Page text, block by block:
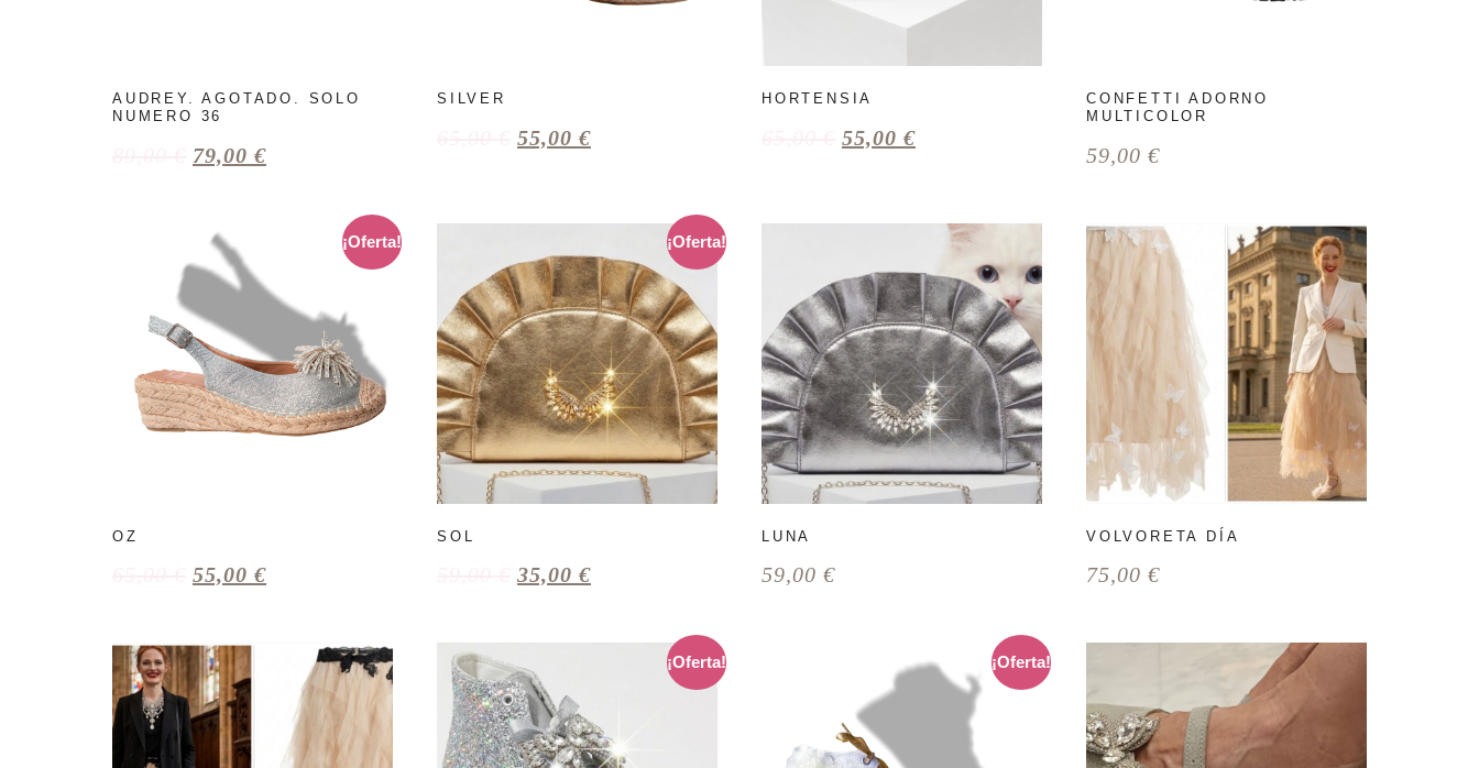
AUDREY. AGOTADO. SOLO
NUMERO 36
79,00 €
SILVER
55,00 €
HORTENSIA
55,00 €
CONFETTI ADORNO
MULTICOLOR
59,00 €
¡Oferta!
OZ
55,00 €
¡Oferta!
SOL
35,00 €
LUNA
59,00 €
VOLVORETA DÍA
75,00 €
¡Oferta! ¡Oferta!